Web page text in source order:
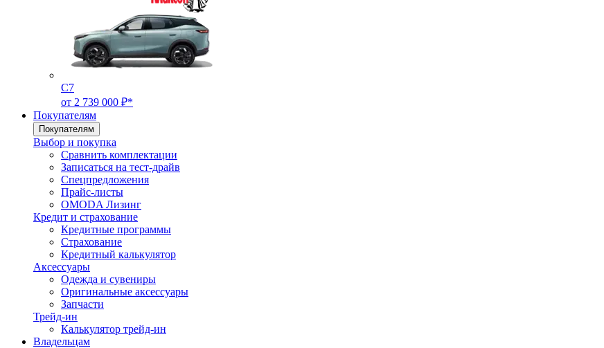
C7
от 2 739 000 ₽*
Покупателям
Покупателям
Выбор и покупка
Сравнить комплектации
Записаться на тест-драйв
Cпецпредложения
Прайс-листы
OMODA Лизинг
Кредит и страхование
Кредитные программы
Страхование
Кредитный калькулятор
Аксессуары
Одежда и сувениры
Оригинальные аксессуары
Запчасти
Трейд-ин
Калькулятор трейд-ин
Владельцам